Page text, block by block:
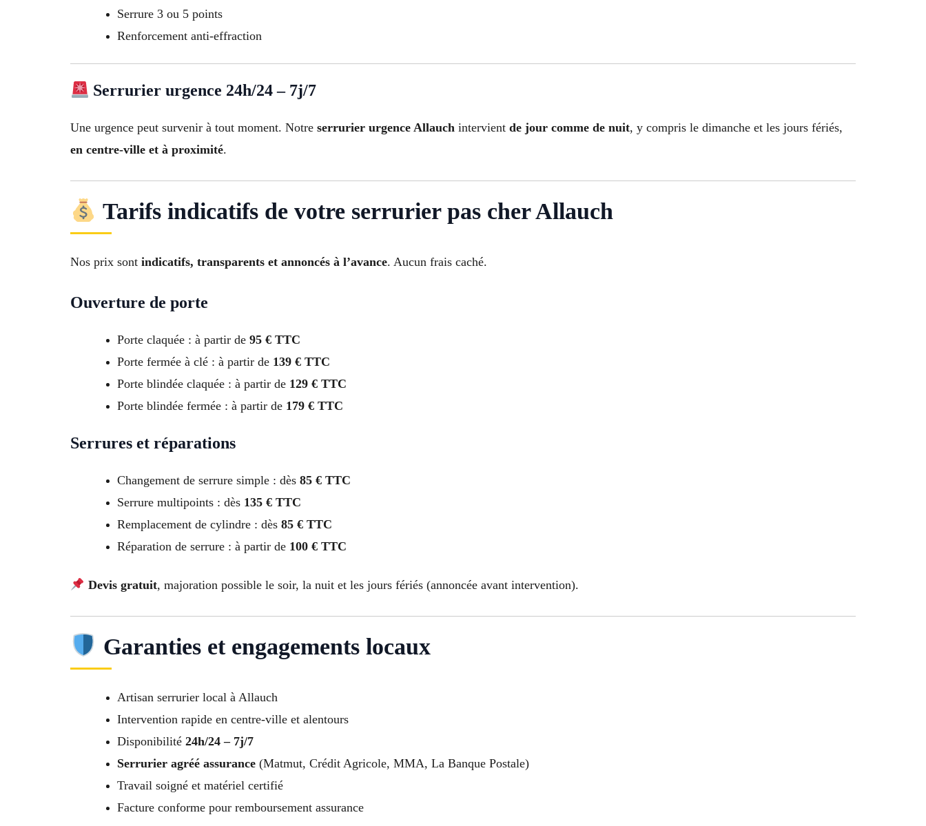
Serrure 3 ou 5 points
Renforcement anti-effraction
Serrurier urgence 24h/24 – 7j/7
Une urgence peut survenir à tout moment. Notre serrurier urgence Allauch intervient de jour comme de nuit, y compris le dimanche et les jours fériés,
en centre-ville et à proximité.
Tarifs indicatifs de votre serrurier pas cher Allauch
Nos prix sont indicatifs, transparents et annoncés à l’avance. Aucun frais caché.
Ouverture de porte
Porte claquée : à partir de 95 € TTC
Porte fermée à clé : à partir de 139 € TTC
Porte blindée claquée : à partir de 129 € TTC
Porte blindée fermée : à partir de 179 € TTC
Serrures et réparations
Changement de serrure simple : dès 85 € TTC
Serrure multipoints : dès 135 € TTC
Remplacement de cylindre : dès 85 € TTC
Réparation de serrure : à partir de 100 € TTC
Devis gratuit, majoration possible le soir, la nuit et les jours fériés (annoncée avant intervention).
Garanties et engagements locaux
Artisan serrurier local à Allauch
Intervention rapide en centre-ville et alentours
Disponibilité 24h/24 – 7j/7
Serrurier agréé assurance (Matmut, Crédit Agricole, MMA, La Banque Postale)
Travail soigné et matériel certifié
Facture conforme pour remboursement assurance